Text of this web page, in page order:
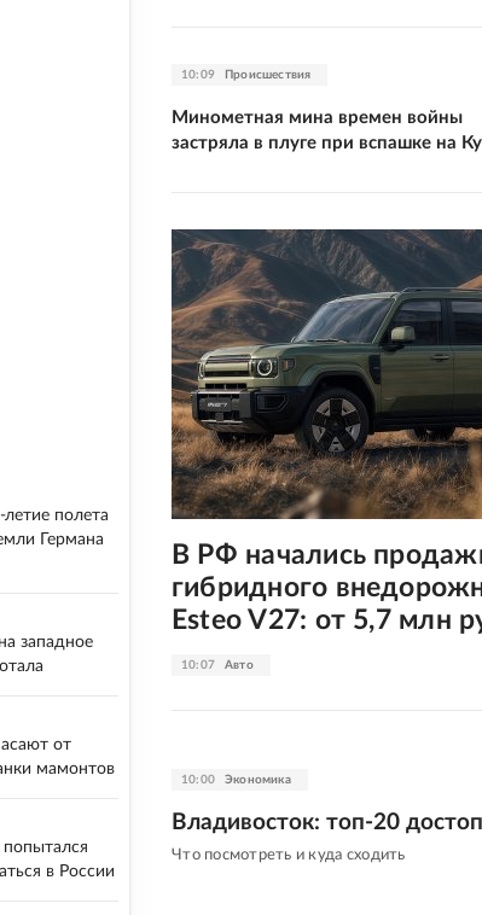
10:09 Происшествия
Минометная мина времен войны
застряла в плуге при вспашке на
10:07 Авто
В РФ начались
гибридного
Esteo V27: от 5,7 млн
10:00 Экономика
Владивосток: топ-20
Что посмотреть и куда сходить
полета
Германа
западное
от
мамонтов
в России